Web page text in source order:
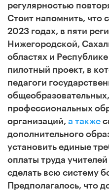
регулярностью
Стоит напомнить, что
2023 годах, в пяти
Нижегородской,
областях и
пилотный проект, в
педагоги
профессиональных
организаций, а также
дополнительного
установить единые
оплаты труда
сделать всю систему
Предполагалось, что